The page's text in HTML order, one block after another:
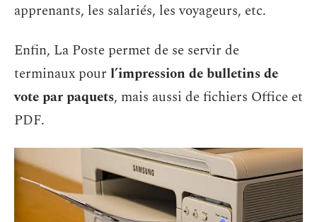
apprenants, les salariés, les voyageurs, etc.
Enfin, La Poste permet de se servir de
terminaux pour l’impression de bulletins de
vote par paquets, mais aussi de fichiers Office et
PDF.